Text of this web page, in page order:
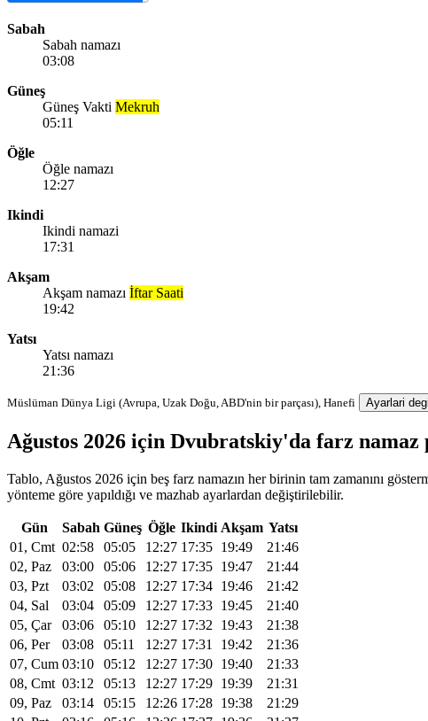
Sabah
Sabah namazı
03:08
Güneş
Güneş Vakti Mekruh
05:11
Öğle
Öğle namazı
12:27
Ikindi
Ikindi namazi
17:31
Akşam
Akşam namazı İftar Saati
19:42
Yatsı
Yatsı namazı
21:36
Müslüman Dünya Ligi (Avrupa, Uzak Doğu, ABD'nin bir parçası), Hanefi Ayarlari
Ağustos 2026 için Dvubratskiy'da farz namaz
Tablo, Ağustos 2026 için beş farz namazın her birinin tam zamanını
yönteme göre yapıldığı ve mazhab ayarlardan değiştirilebilir.
Gün Sabah Güneş Öğle Ikindi Akşam Yatsı
01, Cmt 02:58 05:05 12:27 17:35 19:49
21:46
02, Paz
03:00 05:06 12:27 17:35 19:47
21:44
03, Pzt
03:02 05:08 12:27 17:34 19:46
21:42
04, Sal
03:04 05:09 12:27 17:33 19:45
21:40
05, Çar
03:06 05:10 12:27 17:32 19:43
21:38
06, Per
03:08 05:11 12:27 17:31 19:42
21:36
07, Cum 03:10 05:12 12:27 17:30 19:40
21:33
08, Cmt 03:12 05:13 12:27 17:29 19:39
21:31
09, Paz
03:14 05:15 12:26 17:28 19:38
21:29